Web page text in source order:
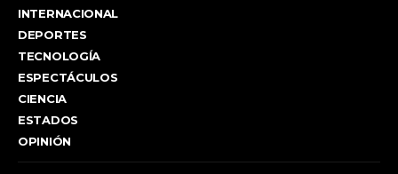
INTERNACIONAL
DEPORTES
TECNOLOGÍA
ESPECTÁCULOS
CIENCIA
ESTADOS
OPINIÓN